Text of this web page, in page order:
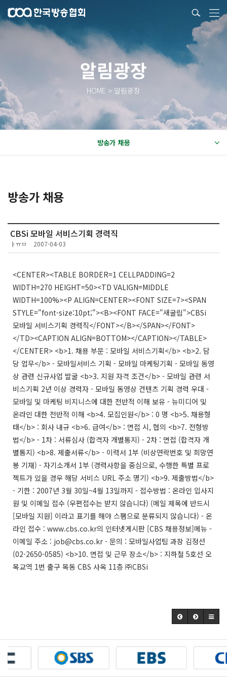
알림광장
HOME > 알림광장
방송가 채용
방송가 채용
CBSi 모바일 서비스기획 경력직
ㅏㅠㅁ 2007-04-03
<CENTER><TABLE BORDER=1 CELLPADDING=2
WIDTH=270 HEIGHT=50><TD VALIGN=MIDDLE
WIDTH=100%><P ALIGN=CENTER><FONT SIZE=7><SPAN
STYLE="font-size:10pt;"><B><FONT FACE="새굴림">CBSi
모바일 서비스기획 경력직</FONT></B></SPAN></FONT>
</TD><CAPTION ALIGN=BOTTOM></CAPTION></TABLE>
</CENTER> <b>1. 채용 부문 : 모바일 서비스기획</b> <b>2. 담
당 업무</b> - 모바일서비스 기획 - 모바일 마케팅기획 - 모바일 동영
상 관련 신규사업 발굴 <b>3. 지원 자격 조건</b> - 모바일 관련 서
비스기획 2년 이상 경력자 - 모바일 동영상 컨텐츠 기획 경력 우대 -
모바일 및 마케팅 비지니스에 대한 전반적 이해 보유 - 뉴미디어 및
온라인 대한 전반적 이해 <b>4. 모집인원</b> : 0 명 <b>5. 채용형
태</b> : 회사 내규 <b>6. 급여</b> : 면접 시, 협의 <b>7. 전형방
법</b> - 1차 : 서류심사 (합격자 개별통지) - 2차 : 면접 (합격자 개
별통지) <b>8. 제출서류</b> - 이력서 1부 (비상연락번호 및 희망연
봉 기재) - 자기소개서 1부 (경력사항을 중심으로, 수행한 특별 프로
젝트가 있을 경우 해당 서비스 URL 주소 명기) <b>9. 제출방법</b>
- 기한 : 2007년 3월 30일~4월 13일까지 - 접수방법 : 온라인 입사지
원 및 이메일 접수 (우편접수는 받지 않습니다) (메일 제목에 반드시
[모바일 지원] 이라고 표기를 해야 스팸으로 분류되지 않습니다) - 온
라인 접수 : www.cbs.co.kr의 인터넷게시판 [CBS 채용정보]메뉴 -
이메일 주소 : job@cbs.co.kr - 문의 : 모바일사업팀 과장 김정선
(02-2650-0585) <b>10. 면접 및 근무 장소</b> : 지하철 5호선 오
목교역 1번 출구 목동 CBS 사옥 11층 ㈜CBSi